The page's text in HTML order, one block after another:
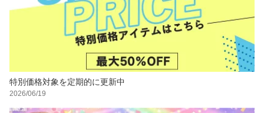
特別価格対象を定期的に更新中
2026/06/19